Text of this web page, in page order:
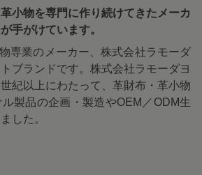
小物を専門に作り続けてきたメーカ
手がけています。
専業のメーカー、株式会社ラモーダ
ブランドです。株式会社ラモーダヨ
紀以上にわたって、革財布・革小物
製品の企画・製造やOEM／ODM生
した。